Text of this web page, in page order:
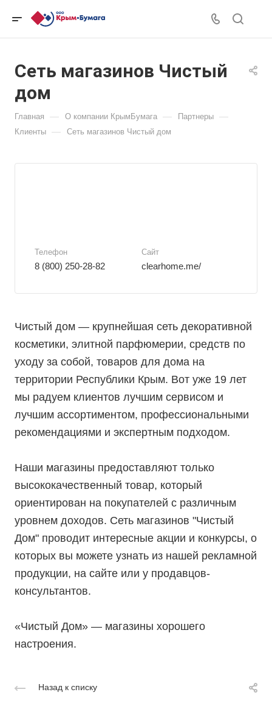
Сеть магазинов Чистый
дом
Главная — О компании КрымБумага — Партнеры —
Клиенты — Сеть магазинов Чистый дом
Телефон
8 (800) 250-28-82
Сайт
clearhome.me/
Чистый дом — крупнейшая сеть декоративной
косметики, элитной парфюмерии, средств по
уходу за собой, товаров для дома на
территории Республики Крым. Вот уже 19 лет
мы радуем клиентов лучшим сервисом и
лучшим ассортиментом, профессиональными
рекомендациями и экспертным подходом.
Наши магазины предоставляют только
высококачественный товар, который
ориентирован на покупателей с различным
уровнем доходов. Сеть магазинов "Чистый
Дом" проводит интересные акции и конкурсы, о
которых вы можете узнать из нашей рекламной
продукции, на сайте или у продавцов-
консультантов.
«Чистый Дом» — магазины хорошего
настроения.
Назад к списку